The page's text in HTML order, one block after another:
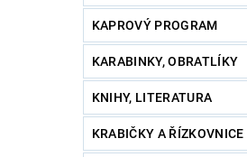
KAPROVÝ PROGRAM
KARABINKY, OBRATLÍKY
KNIHY, LITERATURA
KRABIČKY A ŘÍZKOVNICE